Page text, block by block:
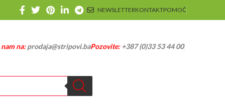
NEWSLETTERKONTAKTPOMOĆ
na:prodaja@stripovi.baPozovite:+387 (0)33 53 44 00